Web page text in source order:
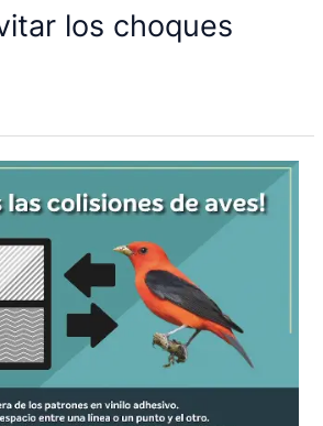
los choques